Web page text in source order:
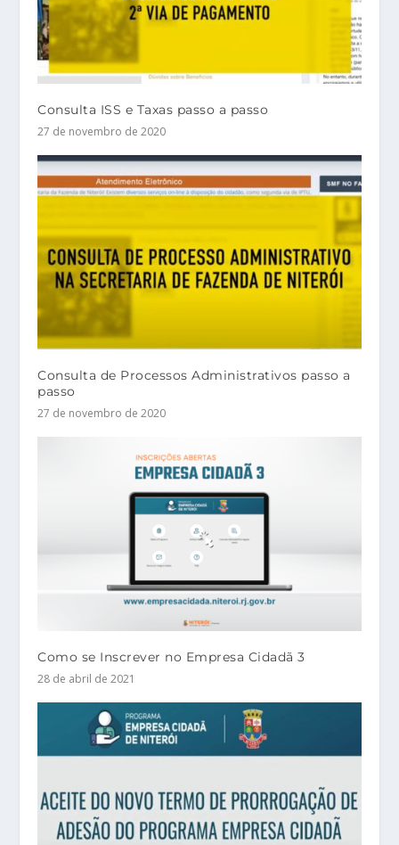
Consulta ISS e Taxas passo a passo
27 de novembro de 2020
Consulta de Processos Administrativos passo a
passo
27 de novembro de 2020
Como se Inscrever no Empresa Cidadã 3
28 de abril de 2021